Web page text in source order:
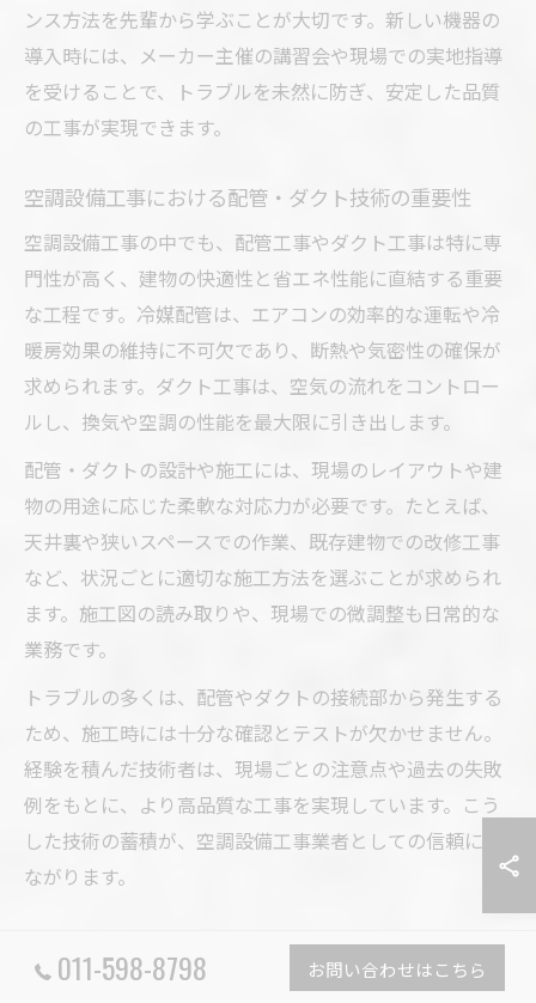
ンス方法を先輩から学ぶことが大切です。新しい機器の
導入時には、メーカー主催の講習会や現場での実地指導
を受けることで、トラブルを未然に防ぎ、安定した品質
の工事が実現できます。
空調設備工事における配管・ダクト技術の重要性
空調設備工事の中でも、配管工事やダクト工事は特に専
門性が高く、建物の快適性と省エネ性能に直結する重要
な工程です。冷媒配管は、エアコンの効率的な運転や冷
暖房効果の維持に不可欠であり、断熱や気密性の確保が
求められます。ダクト工事は、空気の流れをコントロー
ルし、換気や空調の性能を最大限に引き出します。
配管・ダクトの設計や施工には、現場のレイアウトや建
物の用途に応じた柔軟な対応力が必要です。たとえば、
天井裏や狭いスペースでの作業、既存建物での改修工事
など、状況ごとに適切な施工方法を選ぶことが求められ
ます。施工図の読み取りや、現場での微調整も日常的な
業務です。
トラブルの多くは、配管やダクトの接続部から発生する
ため、施工時には十分な確認とテストが欠かせません。
経験を積んだ技術者は、現場ごとの注意点や過去の失敗
例をもとに、より高品質な工事を実現しています。こう
した技術の蓄積が、空調設備工事業者としての信頼につ
ながります。
011-598-8798 お問い合わせはこちら